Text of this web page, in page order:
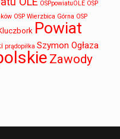
OSPpowiatuOLE OSP
OSP Wierzbica Górna OSP
Powiat
prądopiłka Szymon Ogłaza
Zawody